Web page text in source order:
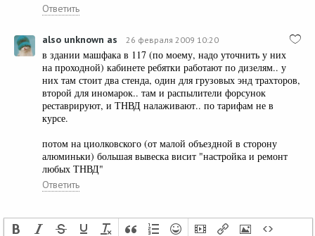
Ответить
also unknown as 26 февраля 2009 10:20
в здании машфака в 117 (по моему, надо уточнить у них
на проходной) кабинете ребятки работают по дизелям.. у
них там стоит два стенда, один для грузовых энд трахторов,
второй для иномарок.. там и распылители форсунок
реставрируют, и ТНВД налаживают.. по тарифам не в
курсе.
потом на циолковского (от малой объездной в сторону
алюминьки) большая вывеска висит "настройка и ремонт
любых ТНВД"
Ответить